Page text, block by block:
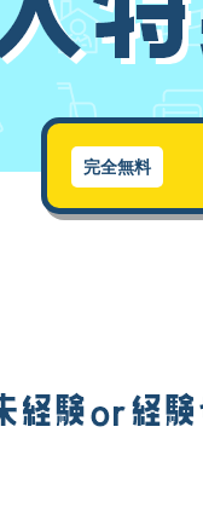
完全無料